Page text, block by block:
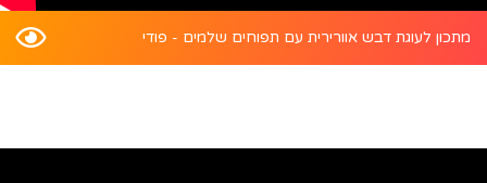
מתכון לעוגת דבש אוורירית עם תפוחים שלמים - פודי